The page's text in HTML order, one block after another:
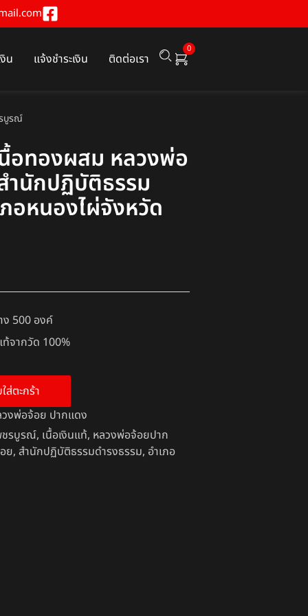
น แจ้งชำระเงิน ติดต่อเรา
0
บูรณ์
อทองผสม หลวงพ่อ
ำนักปฏิบัติธรรม
อหนองไผ่จังหวัด
ง 500 องค์
จากวัด 100%
ส่ตะกร้า
งพ่อจ้อย ปากแดง
ชรบูรณ์, เนื้อเงินแท้, หลวงพ่อจ้อยปาก
ย,สำนักปฏิบัติธรรมดำรงธรรม, อำเภอ